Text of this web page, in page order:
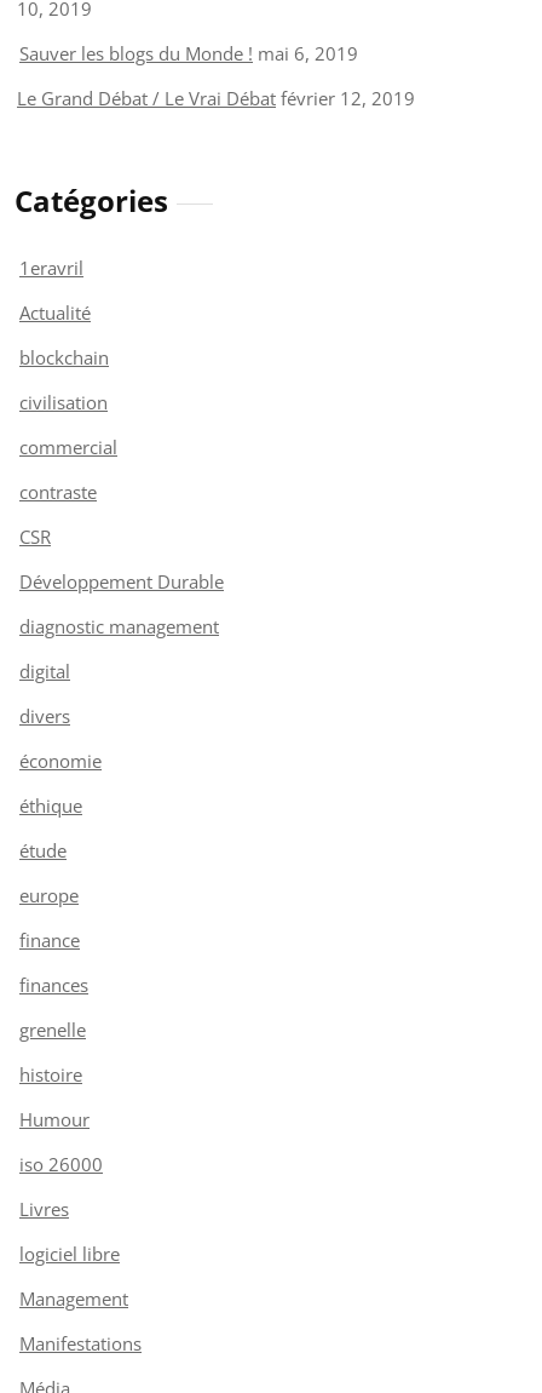
10, 2019
Sauver les blogs du Monde ! mai 6, 2019
Le Grand Débat / Le Vrai Débat février 12, 2019
Catégories
1eravril
Actualité
blockchain
civilisation
commercial
contraste
CSR
Développement Durable
diagnostic management
digital
divers
économie
éthique
étude
europe
finance
finances
grenelle
histoire
Humour
iso 26000
Livres
logiciel libre
Management
Manifestations
Média